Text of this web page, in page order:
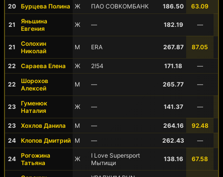
20 Бурцева Полина Ж ПАО СОВКОМБАНК 186.50 63.09
21
Яньшина
Евгения
Ж — 182.19 —
21
Солохин
Николай
М ERA 267.87 87.05
22 Сараева Елена Ж 2!54 171.18 —
22
Шорохов
Алексей
М — 265.77 —
23
Гуменюк
Наталия
Ж — 141.37 —
23 Хохлов Данила М — 264.16
92.48
24
Клопов Дмитрий М — 262.43 —
24
Рогожина
Татьяна
Ж
I Love Supersport
Мытищи
138.16 67.58